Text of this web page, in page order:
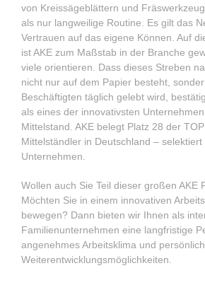
von Kreissägeblättern und
als nur langweilige Routine. Es gilt das
Vertrauen auf das eigene Können. Auf
ist AKE zum Maßstab in der Branche
viele orientieren. Dass dieses Streben
nicht nur auf dem Papier besteht,
Beschäftigten täglich gelebt wird,
als eines der innovativsten
Mittelstand. AKE belegt Platz 28 der
Mittelständler in Deutschland – selektiert
Unternehmen.
Wollen auch Sie Teil dieser großen AKE
Möchten Sie in einem innovativen
bewegen? Dann bieten wir Ihnen als
Familienunternehmen eine langfristige
angenehmes Arbeitsklima und
Weiterentwicklungsmöglichkeiten.